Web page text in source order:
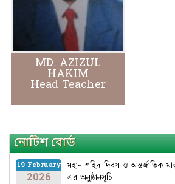
MD. AZIZUL
HAKIM
Head Teacher
নোটিশ বোর্ড
19 February
2026
মহান শহিদ দিবস ও আন্তর্জাতিক
এর অনুষ্ঠানসূচি